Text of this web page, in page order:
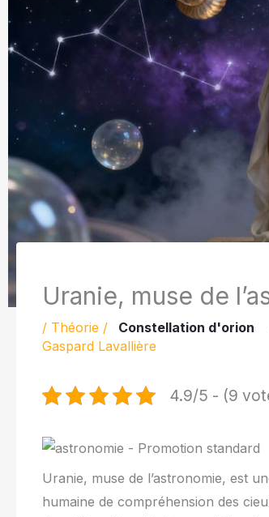
Uranie, muse de
/ Théorie / Constellation d'orion
Gaspard Lavallière
4.9/5 - (9
Uranie, muse de l’astronomie, est
humaine de compréhension des